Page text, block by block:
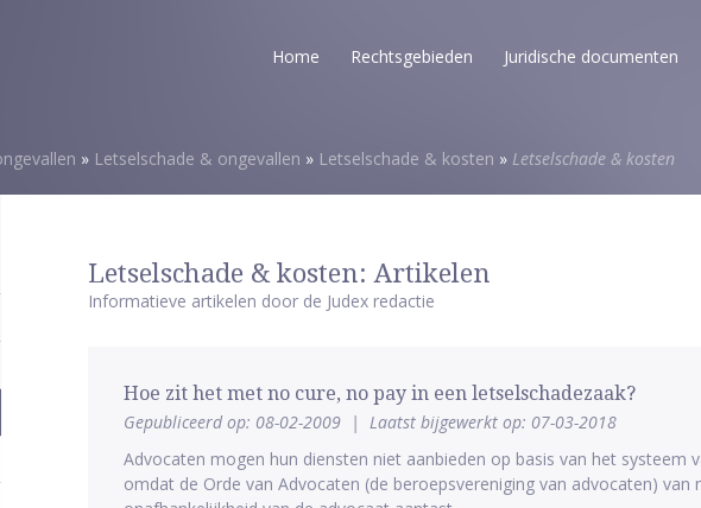
Home Rechtsgebieden Juridische documenten
» Letselschade & ongevallen » Letselschade & kosten » Letselschade & kosten
Letselschade & kosten: Artikelen
Informatieve artikelen door de Judex redactie
Hoe zit het met no cure, no pay in een letselschadezaak?
Gepubliceerd op: 08-02-2009 | Laatst bijgewerkt op: 07-03-2018
Advocaten mogen hun diensten niet aanbieden op basis van het systeem
omdat de Orde van Advocaten (de beroepsvereniging van advocaten) van